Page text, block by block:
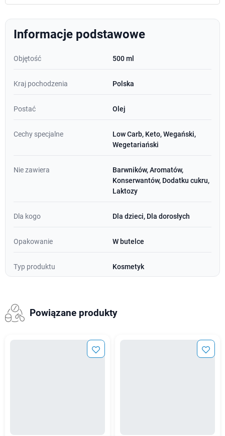
Informacje podstawowe
Objętość 500 ml
Kraj pochodzenia Polska
Postać Olej
Cechy specjalne
Low Carb, Keto, Wegański,
Wegetariański
Nie zawiera
Barwników, Aromatów,
Konserwantów, Dodatku cukru,
Laktozy
Dla kogo Dla dzieci, Dla dorosłych
Opakowanie W butelce
Typ produktu Kosmetyk
Powiązane produkty